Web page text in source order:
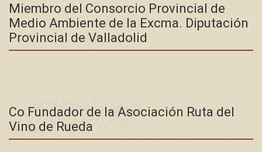
Miembro del Consorcio Provincial de
Medio Ambiente de la Excma. Diputación
Provincial de Valladolid
Co Fundador de la Asociación Ruta del
Vino de Rueda